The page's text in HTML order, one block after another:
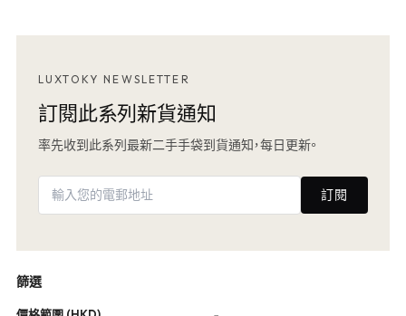
LUXTOKY NEWSLETTER
訂閱此系列新貨通知
率先收到此系列最新二手手袋到貨通知，每日更新。
訂閱
篩選